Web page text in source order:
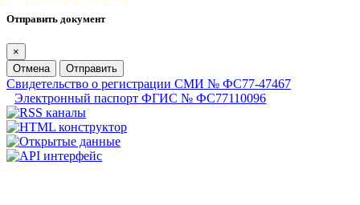
Отправить документ
×
Отмена
Отправить
Свидетельство о регистрации СМИ № ФС77-47467
Электронный паспорт ФГИС № ФС77110096